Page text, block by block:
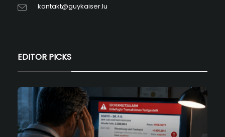
kontakt@guykaiser.lu
EDITOR PICKS